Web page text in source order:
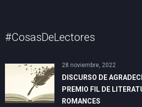
#CosasDeLectores
28 noviembre, 2022
DISCURSO DE
PREMIO FIL DE
ROMANCES